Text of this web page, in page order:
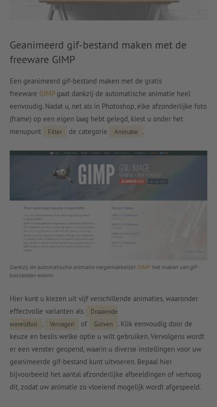
Geanimeerd gif-bestand maken met de
freeware GIMP
Een geanimeerd gif-bestand maken met de gratis
freeware GIMPgaat dankzij de automatische animatie heel
eenvoudig. Nadat u, net als in Photoshop, elke afzonderlijke foto
(frame) op een eigen laag hebt gelegd, kiest u onder het
menupunt
Filter de categorie Animatie .
Dankzij de automatische animatie vergemakkelijkt GIMP het maken van gif-
bestanden enorm
Hier kunt u kiezen uit vijf verschillende animaties, waaronder
effectvolle varianten als
Draaiende
wereldbol
, Vervagen of Golven
. Klik eenvoudig door de
keuze en beslis welke optie u wilt gebruiken. Vervolgens wordt
er een venster geopend, waarin u diverse instellingen voor uw
geanimeerde gif-bestand kunt uitvoeren. Bepaal hier
bijvoorbeeld het aantal afzonderlijke afbeeldingen of verhoog
dit, zodat uw animatie zo vloeiend mogelijk wordt afgespeeld.